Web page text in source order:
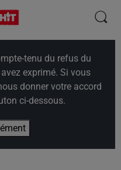
tenu du refus du
exprimé. Si vous
donner votre accord
ci-dessous.